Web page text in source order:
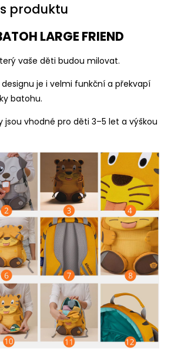
produktu
LARGE FRIEND
vaše děti budou milovat.
je i velmi funkční a překvapí
batohu.
jsou vhodné pro děti 3–5 let a výškou